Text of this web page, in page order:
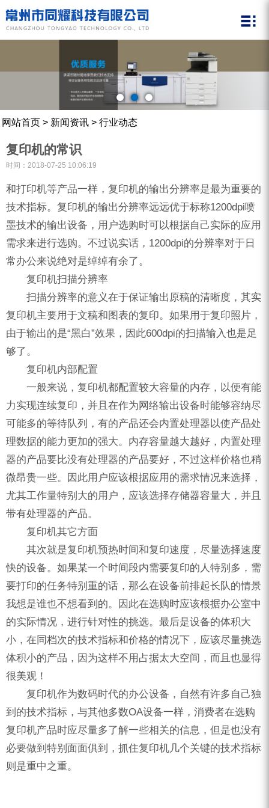
同耀资质
我们的服务
行业动态
常见问题解答
震旦黑白复印机
震旦彩色复印机
网站首页 > 新闻资讯 > 行业动态
复印机的常识
时间：2018-07-25 10:06:19
和打印机等产品一样，复印机的输出分辨率是最为重要的
技术指标。复印机的输出分辨率远远优于标称1200dpi喷
墨技术的输出设备，用户选购时可以根据自己实际的应用
需求来进行选购。不过说实话，1200dpi的分辨率对于日
常办公来说绝对是绰绰有余了。
复印机扫描分辨率
扫描分辨率的意义在于保证输出原稿的清晰度，其实
复印机主要用于文稿和图表的复印。如果用于复印照片，
由于输出的是“黑白”效果，因此600dpi的扫描输入也是足
够了。
复印机内部配置
一般来说，复印机都配置较大容量的内存，以便有能
力实现连续复印，并且在作为网络输出设备时能够容纳尽
可能多的等待队列，有的产品还会内置处理器以使产品处
理数据的能力更加的强大。内存容量越大越好，内置处理
器的产品要比没有处理器的产品要好，不过这样价格也稍
微昂贵一些。因此用户应该根据应用的需求情况来选择，
尤其工作量特别大的用户，应该选择存储器容量大，并且
带有处理器的产品。
复印机其它方面
其次就是复印机预热时间和复印速度，尽量选择速度
快的设备。如果某一个时间段内需要复印的人特别多，需
要打印的任务特别重的话，那么在设备前排起长队的情景
我想是谁也不想看到的。因此在选购时应该根据办公室中
的实际情况，进行针对性的挑选。最后是设备的体积大
小，在同档次的技术指标和价格的情况下，应该尽量挑选
体积小的产品，因为这样不用占据太大空间，而且也显得
很美观！
复印机作为数码时代的办公设备，自然有许多自己独
到的技术指标，与其他多数OA设备一样，消费者在选购
复印机产品时应尽量多了解一些相关的信息，但是也没有
必要做到特别面面俱到，抓住复印机几个关键的技术指标
则是重中之重。